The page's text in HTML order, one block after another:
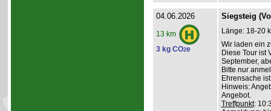
04.06.2026
13 km
3 kg CO2e
Siegsteig
Länge: 18-20
Wir laden ein
Diese Tour ist
September,
Bitte nur
Ehrensache
Hinweis:
Angebot.
Treffpunkt: